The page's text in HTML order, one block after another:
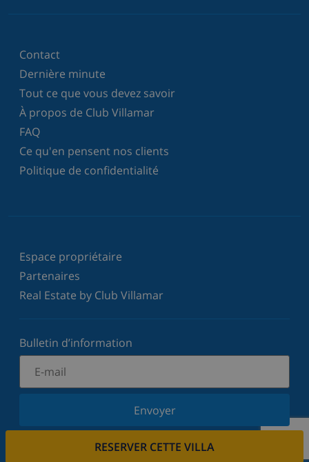
RESERVER CETTE VILLA
Contact
Dernière minute
Tout ce que vous devez savoir
À propos de Club Villamar
FAQ
Ce qu'en pensent nos clients
Politique de confidentialité
Espace propriétaire
Partenaires
Real Estate by Club Villamar
Bulletin d’information
Envoyer
Inscrivez-vous à notre newsletter et restez informé